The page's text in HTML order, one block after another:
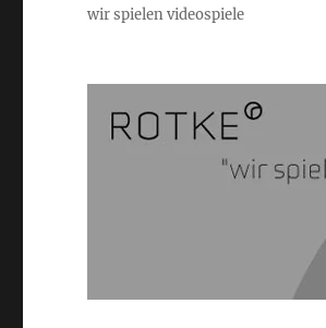
wir spielen videospiele